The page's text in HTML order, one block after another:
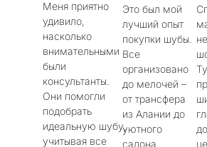
Меня приятно
удивило,
насколько
внимательными
были
консультанты.
Они помогли
подобрать
идеальную шубу,
учитывая все
Это был мой
лучший опыт
покупки шубы.
Все
организовано
до мелочей –
от трансфера
из Алании до
уютного
салона.